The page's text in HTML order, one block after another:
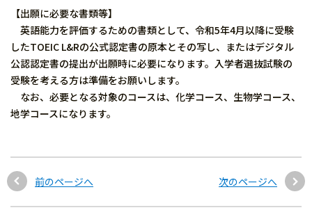
【出願に必要な書類等】
英語能力を評価するための書類として、令和5年4月以降に受験
したTOEIC L&Rの公式認定書の原本とその写し、またはデジタル
公認認定書の提出が出願時に必要になります。入学者選抜試験の
受験を考える方は準備をお願いします。
なお、必要となる対象のコースは、化学コース、生物学コース、
地学コースになります。
前のページへ 次のページへ